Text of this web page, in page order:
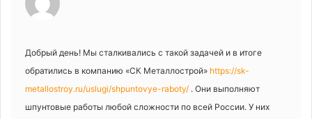
Добрый день! Мы сталкивались с такой задачей и в итоге
обратились в компанию «СК Металлострой» https://sk-
metallostroy.ru/uslugi/shpuntovye-raboty/ . Они выполняют
шпунтовые работы любой сложности по всей России. У них